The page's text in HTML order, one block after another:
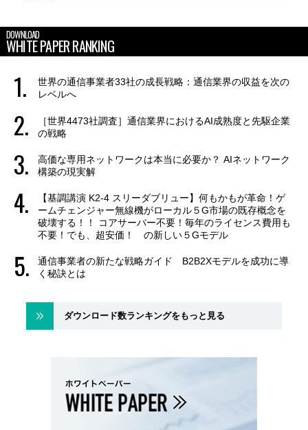
DOWNLOAD
WHITE PAPER RANKING
世界の通信事業者33社の成長戦略：通信業界の収益を次の
レベルへ
［世界4473社調査］通信業界におけるAI成熟度と先駆企業
の戦略
高価な専用ネットワークは本当に必要か？ AIネットワーク
構築の現実解
【基調講演 K2-4 スリーダブリュー】何もかもが革命！ゲ
ームチェンジャー無線機がローカル５G市場の既存概念を
破壊する！！ コアサーバー不要！毎年のライセンス費用も
不要！でも、超安価！ の新しい５Gモデル
通信事業者の新たな戦略ガイド B2B2Xモデルを成功に導
く秘訣とは
ダウンロード数ランキングをもっと見る